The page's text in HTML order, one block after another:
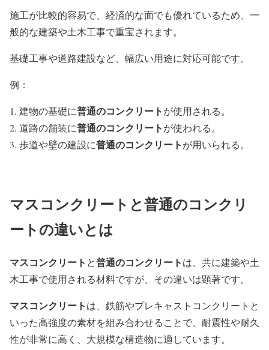
施工が比較的容易で、経済的な面でも優れているため、一
般的な建築や土木工事で重宝されます。
基礎工事や道路建設など、幅広い用途に対応可能です。
例：
建物の基礎に普通のコンクリートが使用される。
道路の舗装に普通のコンクリートが使われる。
歩道や壁の建設に普通のコンクリートが用いられる。
マスコンクリートと普通のコンクリ
ートの違いとは
マスコンクリート と普通のコンクリートは、共に建築や土
木工事で使用される材料ですが、その違いは顕著です。
マスコンクリートは、鉄筋やプレキャストコンクリートと
いった高強度の素材を組み合わせることで、耐震性や耐久
性が非常に高く、大規模な構造物に適しています。